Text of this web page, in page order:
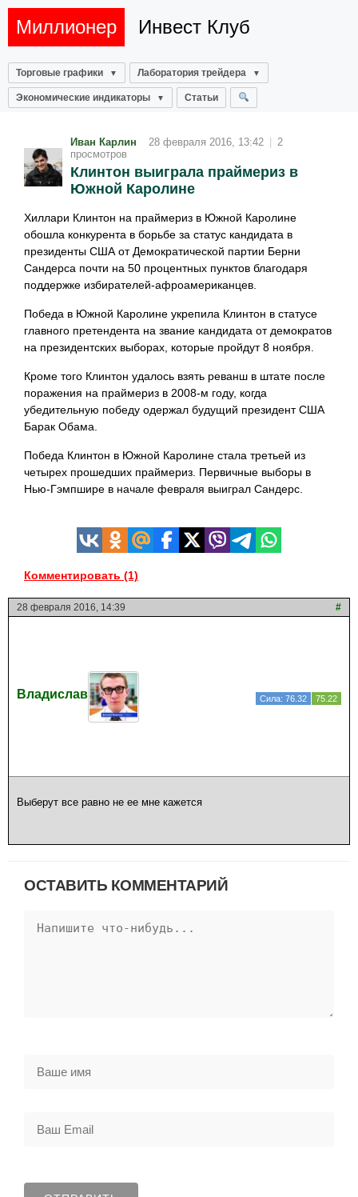
Миллионер Инвест Клуб
Торговые графики Лаборатория трейдера
Экономические индикаторы Статьи
Иван Карлин 28 февраля 2016, 13:42
2
просмотров
Клинтон выиграла праймериз в
Южной Каролине
Хиллари Клинтон на праймериз в Южной Каролине
обошла конкурента в борьбе за статус кандидата в
президенты США от Демократической партии Берни
Сандерса почти на 50 процентных пунктов благодаря
поддержке избирателей-афроамериканцев.
Победа в Южной Каролине укрепила Клинтон в статусе
главного претендента на звание кандидата от демократов
на президентских выборах, которые пройдут 8 ноября.
Кроме того Клинтон удалось взять реванш в штате после
поражения на праймериз в 2008-м году, когда
убедительную победу одержал будущий президент США
Барак Обама.
Победа Клинтон в Южной Каролине стала третьей из
четырех прошедших праймериз. Первичные выборы в
Нью-Гэмпшире в начале февраля выиграл Сандерс.
Комментировать (1)
28 февраля 2016, 14:39 #
Владислав Сила: 76.32 75.22
Выберут все равно не ее мне кажется
ОСТАВИТЬ КОММЕНТАРИЙ